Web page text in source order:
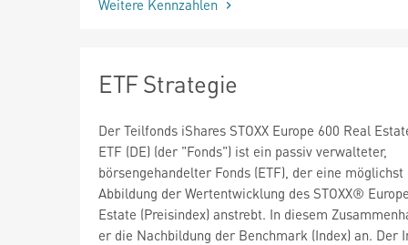
Weitere Kennzahlen
ETF Strategie
Der Teilfonds iShares STOXX Europe 600 Real
ETF (DE) (der "Fonds") ist ein passiv verwalteter,
börsengehandelter Fonds (ETF), der eine möglichst
Abbildung der Wertentwicklung des STOXX®
Estate (Preisindex) anstrebt. In diesem
er die Nachbildung der Benchmark (Index) an. Der